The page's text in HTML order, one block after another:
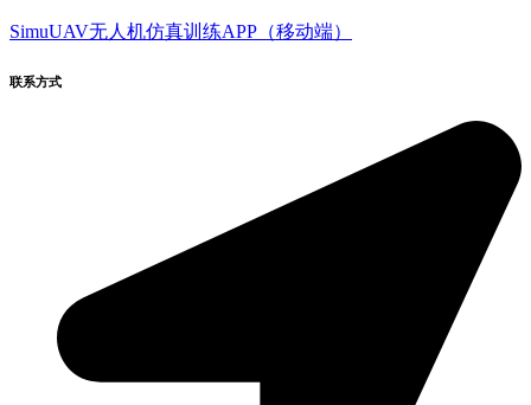
SimuUAV无人机仿真训练APP（移动端）
联系方式